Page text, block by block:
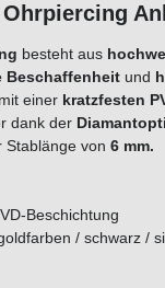
-
besteht aus
Beschaffenheit und
einer kratzfesten
dank der
Stablänge von 6 mm.
Beschichtung
/